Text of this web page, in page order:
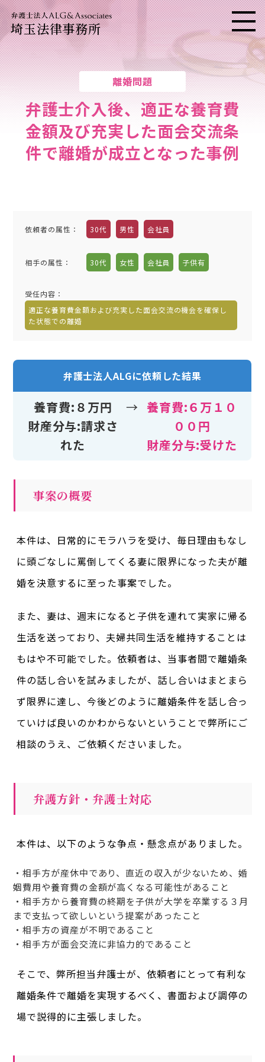
埼玉法律事務所 メニ
離婚問題
弁護士介入後、適正な養育費
金額及び充実した面会交流条
件で離婚が成立となった事例
依頼者の属性 ： 30代 男性 会社員
相手の属性 ： 30代 女性 会社員 子供有
受任内容 ：
適正な養育費金額および充実した面会交流の機会を確保し
た状態での離婚
弁護士法人ALGに依頼した結果
養育費:８万円
財産分与:請求さ
れた
→ 養育費:６万１０
００円
財産分与:受けた
事案の概要
本件は、日常的にモラハラを受け、毎日理由もなし
に頭ごなしに罵倒してくる妻に限界になった夫が離
婚を決意するに至った事案でした。
また、妻は、週末になると子供を連れて実家に帰る
生活を送っており、夫婦共同生活を維持することは
もはや不可能でした。依頼者は、当事者間で離婚条
件の話し合いを試みましたが、話し合いはまとまら
ず限界に達し、今後どのように離婚条件を話し合っ
ていけば良いのかわからないということで弊所にご
相談のうえ、ご依頼くださいました。
弁護方針・弁護士対応
本件は、以下のような争点・懸念点がありました。
・相手方が産休中であり、直近の収入が少ないため、婚
姻費用や養育費の金額が高くなる可能性があること
・相手方から養育費の終期を子供が大学を卒業する３月
まで支払って欲しいという提案があったこと
・相手方の資産が不明であること
・相手方が面会交流に非協力的であること
そこで、弊所担当弁護士が、依頼者にとって有利な
離婚条件で離婚を実現するべく、書面および調停の
場で説得的に主張しました。